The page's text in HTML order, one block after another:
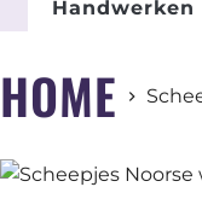
Handwerken
HOME